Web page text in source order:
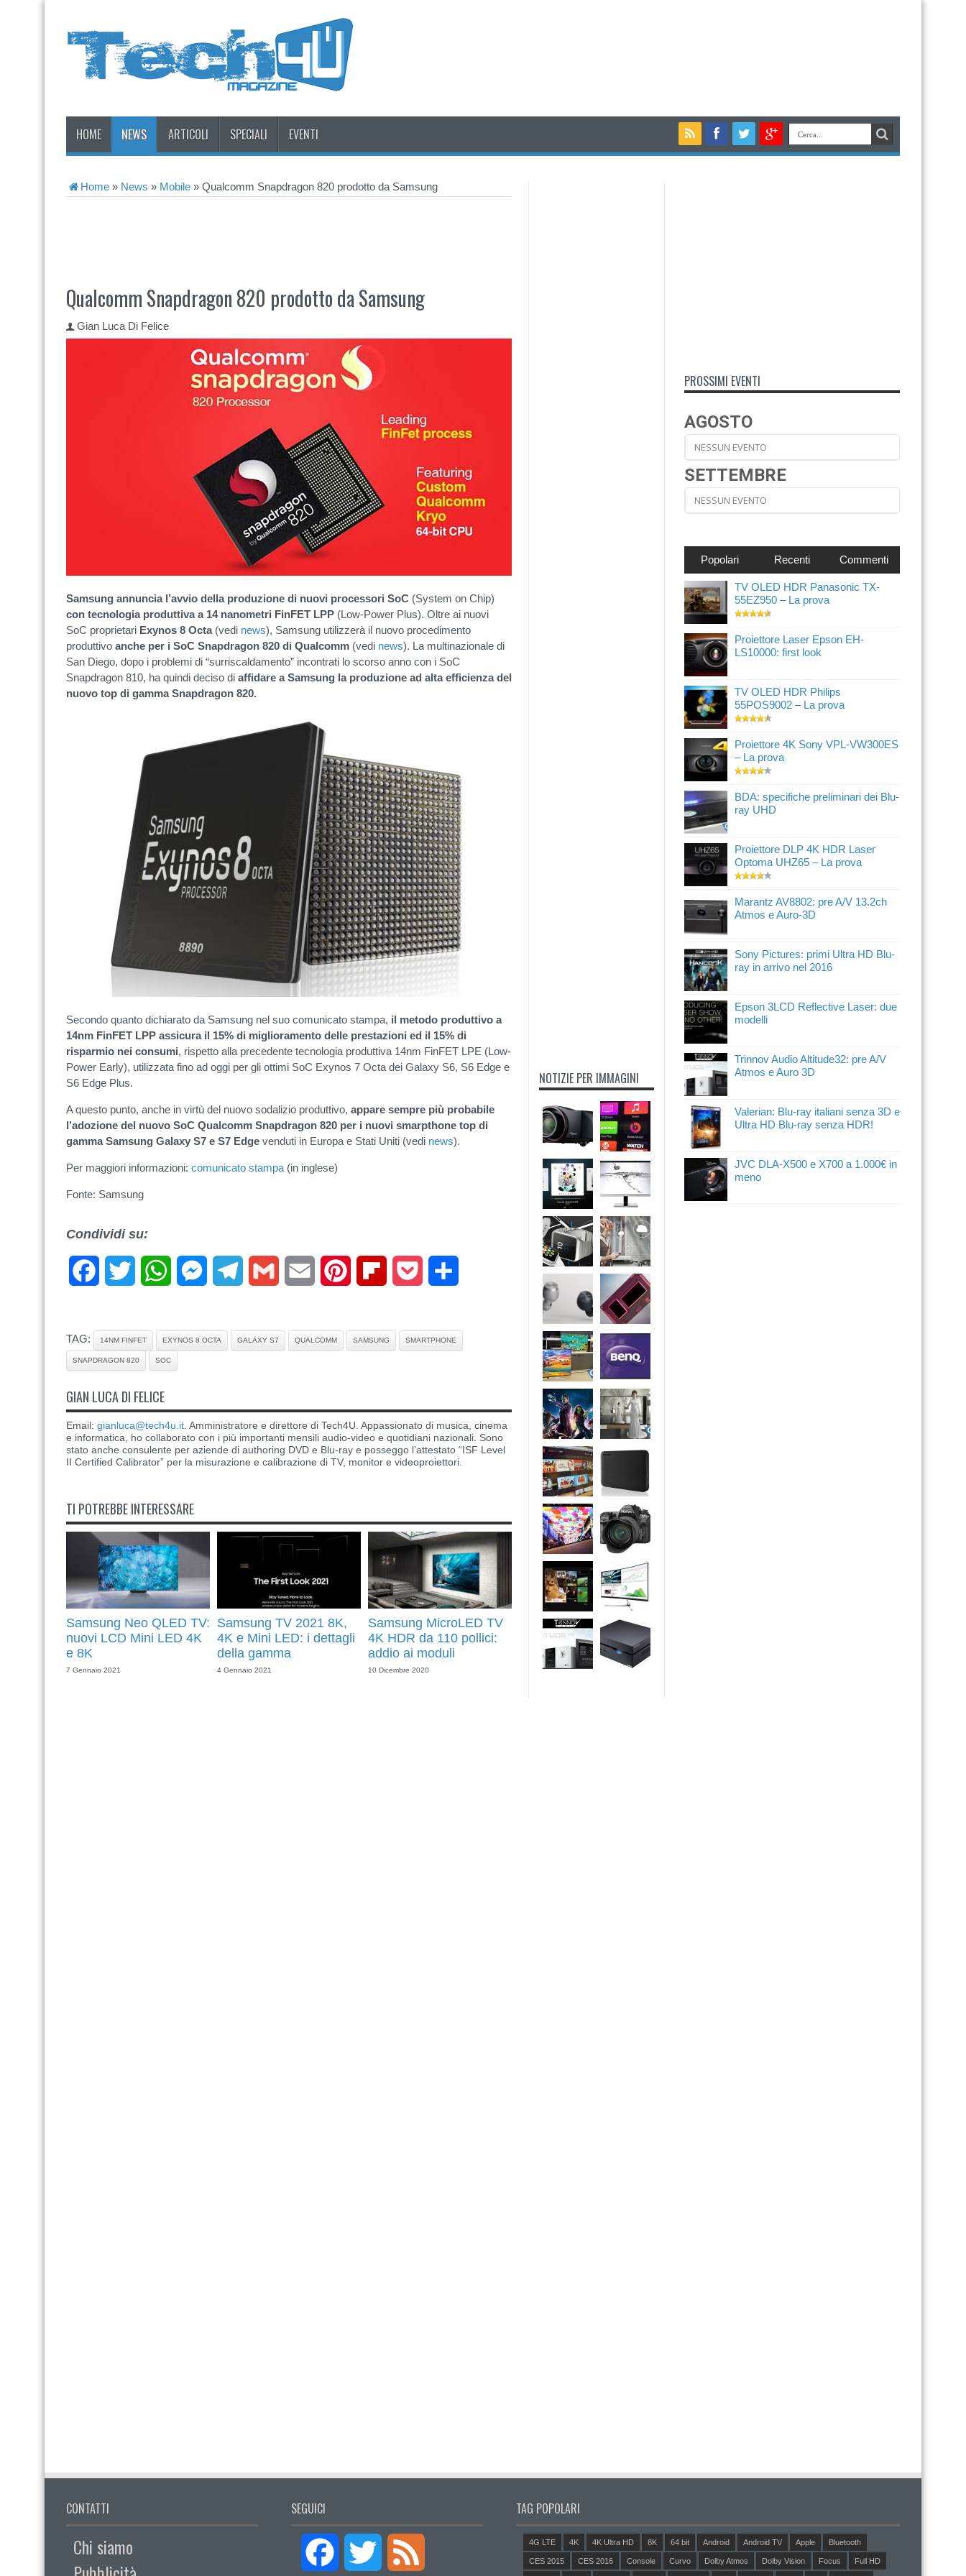
HOME NEWS ARTICOLI SPECIALI EVENTI
Home » News » Mobile » Qualcomm Snapdragon 820 prodotto da Samsung
Qualcomm Snapdragon 820 prodotto da Samsung
Gian Luca Di Felice
Samsung annuncia l’avvio della produzione di nuovi processori SoC (System on Chip)
con tecnologia produttiva a 14 nanometri FinFET LPP (Low-Power Plus). Oltre ai nuovi
SoC proprietari Exynos 8 Octa(vedi news), Samsung utilizzerà il nuovo procedimento
produttivo anche per i SoC Snapdragon 820 di Qualcomm (vedi news). La multinazionale di
San Diego, dopo i problemi di “surriscaldamento” incontrati lo scorso anno con i SoC
Snapdragon 810, ha quindi deciso di affidare a Samsung la produzione ad alta efficienza del
nuovo top di gamma Snapdragon 820.
Secondo quanto dichiarato da Samsung nel suo comunicato stampa, il metodo produttivo a
14nm FinFET LPP assicura il 15% di miglioramento delle prestazioni ed il 15% di
risparmio nei consumi, rispetto alla precedente tecnologia produttiva 14nm FinFET LPE (Low-
Power Early), utilizzata fino ad oggi per gli ottimi SoC Exynos 7 Octa dei Galaxy S6, S6 Edge e
S6 Edge Plus.
A questo punto, anche in virtù del nuovo sodalizio produttivo, appare sempre più probabile
l’adozione del nuovo SoC Qualcomm Snapdragon 820 per i nuovi smarpthone top di
gamma Samsung Galaxy S7 e S7 Edge venduti in Europa e Stati Uniti (vedi news).
Per maggiori informazioni: comunicato stampa (in inglese)
Fonte: Samsung
Condividi su:
FacebookTwitter WhatsAppMessengerTelegramGmail Email Pinterest FlipboardPocket
TAG: 14NM FINFET EXYNOS 8 OCTA GALAXY S7 QUALCOMM SAMSUNG SMARTPHONE
SNAPDRAGON 820 SOC
GIAN LUCA DI FELICE
Email: gianluca@tech4u.it . Amministratore e direttore di Tech4U. Appassionato di musica, cinema
e informatica, ho collaborato con i più importanti mensili audio-video e quotidiani nazionali. Sono
stato anche consulente per aziende di authoring DVD e Blu-ray e posseggo l’attestato “ISF Level
II Certified Calibrator” per la misurazione e calibrazione di TV, monitor e videoproiettori.
TI POTREBBE INTERESSARE
Samsung Neo QLED TV:
nuovi LCD Mini LED 4K
e 8K
7 Gennaio 2021
Samsung TV 2021 8K,
4K e Mini LED: i dettagli
della gamma
4 Gennaio 2021
Samsung MicroLED TV
4K HDR da 110 pollici:
addio ai moduli
10 Dicembre 2020
NOTIZIE PER IMMAGINI
PROSSIMI EVENTI
AGOSTO
NESSUN EVENTO
SETTEMBRE
NESSUN EVENTO
Popolari Recenti Commenti
TV OLED HDR Panasonic TX-
55EZ950 – La prova
Proiettore Laser Epson EH-
LS10000: first look
TV OLED HDR Philips
55POS9002 – La prova
Proiettore 4K Sony VPL-VW300ES
– La prova
BDA: specifiche preliminari dei Blu-
ray UHD
Proiettore DLP 4K HDR Laser
Optoma UHZ65 – La prova
Marantz AV8802: pre A/V 13.2ch
Atmos e Auro-3D
Sony Pictures: primi Ultra HD Blu-
ray in arrivo nel 2016
Epson 3LCD Reflective Laser: due
modelli
Trinnov Audio Altitude32: pre A/V
Atmos e Auro 3D
Valerian: Blu-ray italiani senza 3D e
Ultra HD Blu-ray senza HDR!
JVC DLA-X500 e X700 a 1.000€ in
meno
CONTATTI
Chi siamo
SEGUICI
Facebook Twitter
TAG POPOLARI
4G LTE 4K 4K Ultra HD 8K 64 bit Android Android TV Apple Bluetooth
CES 2015 CES 2016 Console Curvo Dolby Atmos Dolby Vision Focus Full HD